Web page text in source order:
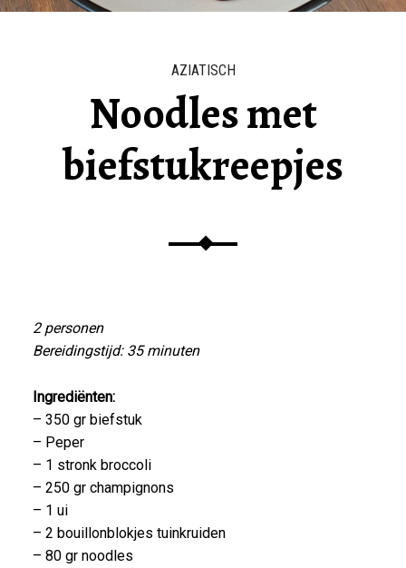
Noodles met
biefstukreepjes
AZIATISCH
2 personen
Bereidingstijd: 35 minuten
Ingrediënten:
– 350 gr biefstuk
– Peper
– 1 stronk broccoli
– 250 gr champignons
– 1 ui
– 2 bouillonblokjes tuinkruiden
– 80 gr noodles